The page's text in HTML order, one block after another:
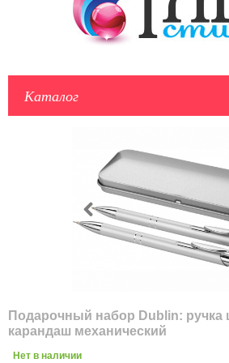
Каталог
Подарочный набор Dublin: ручка
карандаш механический
Нет в наличии